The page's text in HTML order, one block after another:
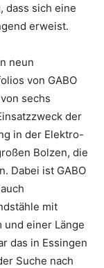
dass sich eine
erweist.
neun
von GABO
sechs
der
in der Elektro-
Bolzen, die
Dabei ist GABO
mit
und einer Länge
das in Essingen
Suche nach